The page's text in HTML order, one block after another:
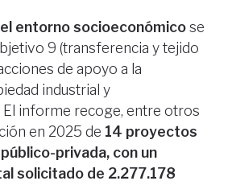
entorno socioeconómicose
9 (transferencia y tejido
de apoyo a la
industrial y
informe recoge, entre otros
en 2025 de 14 proyectos
privada, con un
solicitado de 2.277.178